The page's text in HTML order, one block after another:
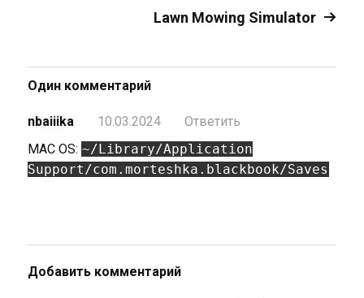
Lawn Mowing Simulator
Один комментарий
nbaiiika 10.03.2024
Ответить
MAC OS: ~/Library/Application
Support/com.morteshka.blackbook/Saves
Добавить комментарий